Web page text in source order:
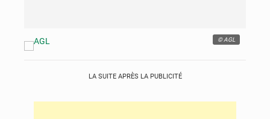
© AGL
LA SUITE APRÈS LA PUBLICITÉ